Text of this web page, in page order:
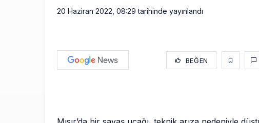
20 Haziran 2022, 08:29 tarihinde yayınlandı
BEĞEN